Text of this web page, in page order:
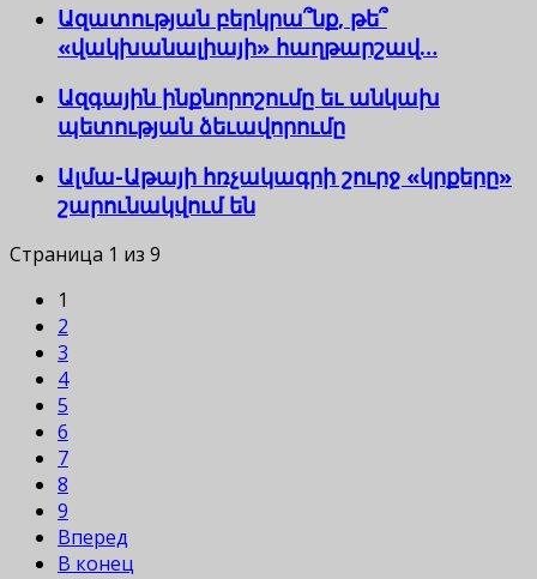
Ազատության բերկրա՞նք, թե՞
«վակխանալիայի» հաղթարշավ…
Ազգային ինքնորոշումը եւ անկախ
պետության ձեւավորումը
Ալմա-Աթայի հռչակագրի շուրջ «կրքերը»
շարունակվում են
Страница 1 из 9
1
2
3
4
5
6
7
8
9
Вперед
В конец